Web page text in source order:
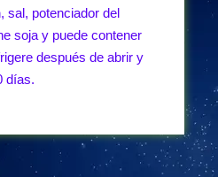
sal, potenciador del
soja y puede contener
después de abrir y
días.